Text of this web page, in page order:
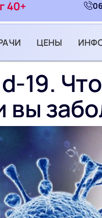
40+
ЦЕНЫ
19.
вы